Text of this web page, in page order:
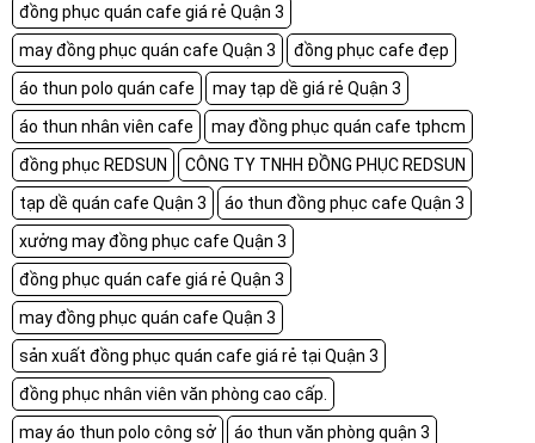
đồng phục quán cafe giá rẻ Quận 3
may đồng phục quán cafe Quận 3
đồng phục cafe đẹp
áo thun polo quán cafe
may tạp dề giá rẻ Quận 3
áo thun nhân viên cafe
may đồng phục quán cafe tphcm
đồng phục REDSUN
CÔNG TY TNHH ĐỒNG PHỤC REDSUN
tạp dề quán cafe Quận 3
áo thun đồng phục cafe Quận 3
xưởng may đồng phục cafe Quận 3
đồng phục quán cafe giá rẻ Quận 3
may đồng phục quán cafe Quận 3
sản xuất đồng phục quán cafe giá rẻ tại Quận 3
đồng phục nhân viên văn phòng cao cấp.
may áo thun polo công sở
áo thun văn phòng quận 3